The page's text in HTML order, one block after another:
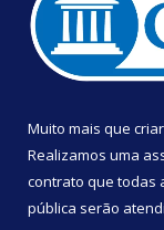
Muito mais que
Realizamos uma
contrato que todas
pública serão